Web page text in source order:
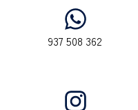
937 508 362